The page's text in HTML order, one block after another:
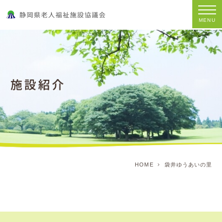
MENU
HOME 袋井ゆうあいの里